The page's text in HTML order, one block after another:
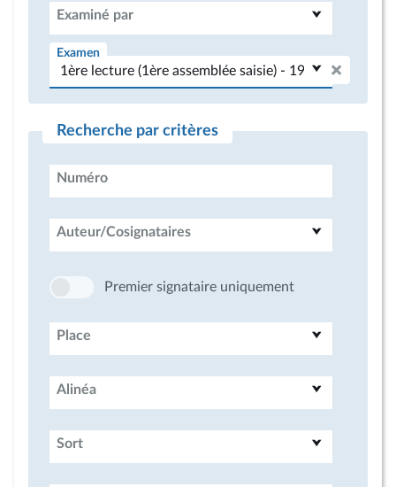
Examiné par
Examen
Recherche par critères
Numéro
Auteur/Cosignataires
Premier signataire uniquement
Place
Alinéa
Sort